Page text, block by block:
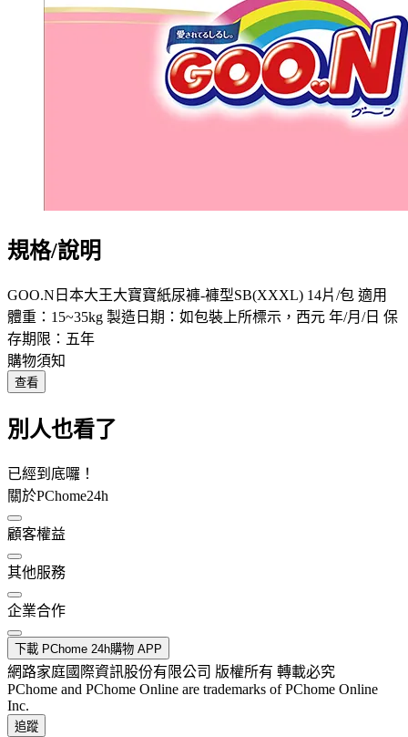
規格/說明
GOO.N日本大王大寶寶紙尿褲-褲型SB(XXXL) 14片/包 適用
體重：15~35kg 製造日期：如包裝上所標示，西元 年/月/日 保
存期限：五年
購物須知
查看
別人也看了
已經到底囉！
關於PChome24h
顧客權益
其他服務
企業合作
下載 PChome 24h購物 APP
網路家庭國際資訊股份有限公司 版權所有 轉載必究
PChome and PChome Online are trademarks of PChome Online
Inc.
追蹤